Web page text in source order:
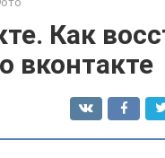
Как
вконтакте